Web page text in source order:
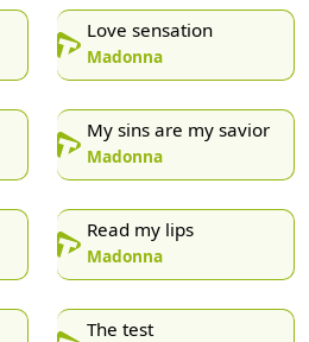
Love sensation
Madonna
My sins are my savior
Madonna
Read my lips
Madonna
The test